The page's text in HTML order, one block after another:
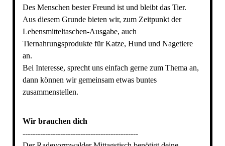
Des Menschen bester Freund ist und bleibt das Tier.
Aus diesem Grunde bieten wir, zum Zeitpunkt der
Lebensmitteltaschen-Ausgabe, auch
Tiernahrungsprodukte für Katze, Hund und Nagetiere
an.
Bei Interesse, sprecht uns einfach gerne zum Thema an,
dann können wir gemeinsam etwas buntes
zusammenstellen.
Wir brauchen dich
----------------------------------------------